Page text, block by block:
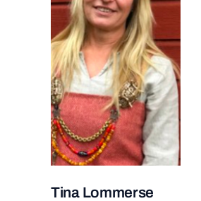
Tina Lommerse